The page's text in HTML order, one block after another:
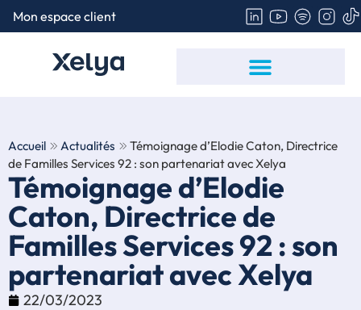
Mon espace client
Accueil Actualités
Témoignage d’Elodie Caton, Directrice
de Familles Services 92 : son partenariat avec Xelya
Témoignage d’Elodie
Caton, Directrice de
Familles Services 92 : son
partenariat avec Xelya
22/03/2023